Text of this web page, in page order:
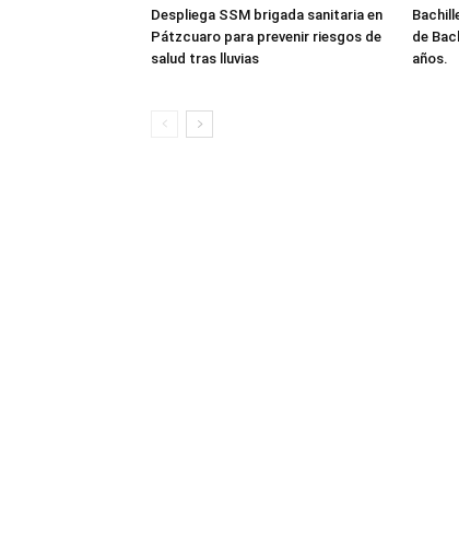
Despliega SSM brigada sanitaria en
Pátzcuaro para prevenir riesgos de
salud tras lluvias
de
años.